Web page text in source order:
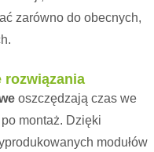
zarówno do obecnych,
rozwiązania
oszczędzają czas we
montaż. Dzięki
modułów